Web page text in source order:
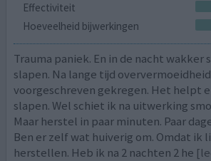
Effectiviteit
Hoeveelheid bijwerkingen
Trauma paniek. En in de nacht wakker
slapen. Na lange tijd
voorgeschreven gekregen. Het helpt
slapen. Wel schiet ik na uitwerking
Maar herstel in paar minuten. Paar
Ben er zelf wat huiverig om. Omdat ik
herstellen. Heb ik na 2 nachten 2 he